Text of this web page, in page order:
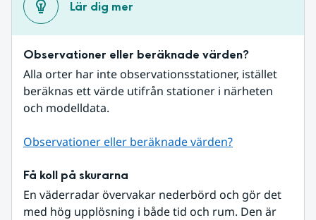
Lär dig mer
Observationer eller beräknade värden?
Alla orter har inte observationsstationer, istället
beräknas ett värde utifrån stationer i närheten
och modelldata.
Observationer eller beräknade värden?
Få koll på skurarna
En väderradar övervakar nederbörd och gör det
med hög upplösning i både tid och rum. Den är